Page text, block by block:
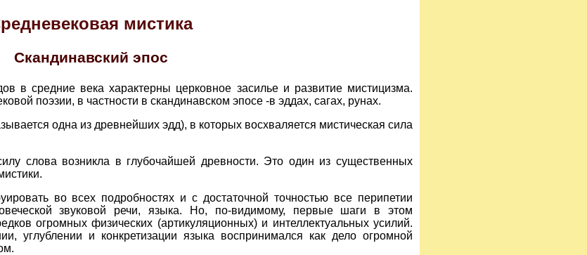
мистика
Скандинавский эпос
в средние века характерны церковное засилье и развитие мистицизма.
поэзии, в частности в скандинавском эпосе -в эддах, сагах, рунах.
одна из древнейших эдд), в которых восхваляется мистическая сила
слова возникла в глубочайшей древности. Это один из существенных
во всех подробностях и с достаточной точностью все перипетии
звуковой речи, языка. Но, по-видимому, первые шаги в этом
огромных физических (артикуляционных) и интеллектуальных усилий.
углублении и конкретизации языка воспринимался как дело огромной